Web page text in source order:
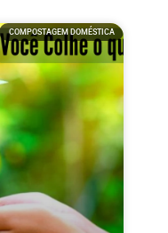
COMPOSTAGEM DOMÉSTICA